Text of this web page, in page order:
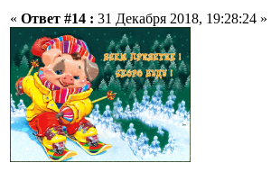
« Ответ #14 : 31 Декабря 2018, 19:28:24 »